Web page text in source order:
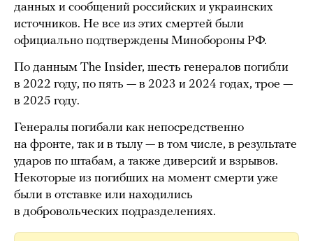
данных и сообщений российских и украинских
источников. Не все из этих смертей были
официально подтверждены Минобороны РФ.
По данным The Insider, шесть генералов погибли
в 2022 году, по пять — в 2023 и 2024 годах, трое —
в 2025 году.
Генералы погибали как непосредственно
на фронте, так и в тылу — в том числе, в результате
ударов по штабам, а также диверсий и взрывов.
Некоторые из погибших на момент смерти уже
были в отставке или находились
в добровольческих подразделениях.